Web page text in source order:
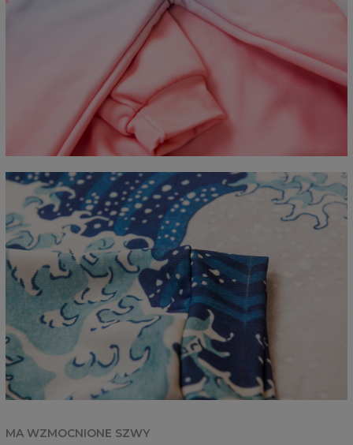
MA WZMOCNIONE SZWY